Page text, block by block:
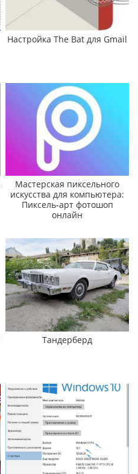
Настройка The Bat для Gmail
Мастерская пиксельного
искусства для компьютера:
Пиксель-арт фотошоп
онлайн
Тандерберд